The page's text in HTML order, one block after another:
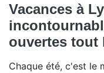
Vacances à
ouvertes tout
Chaque été, c'est le